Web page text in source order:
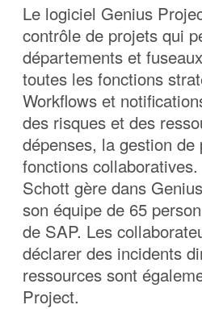
Le logiciel Genius
contrôle de projets qui
départements et
toutes les fonctions
Workflows et
des risques et des
dépenses, la gestion
fonctions collaboratives.
Schott gère dans
son équipe de 65
de SAP. Les
déclarer des incidents
ressources sont
Project.